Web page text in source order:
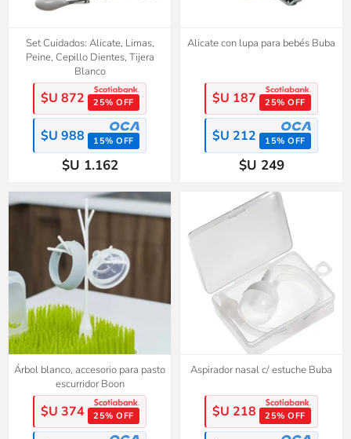
Set Cuidados: Alicate, Limas,
Peine, Cepillo Dientes, Tijera
Blanco
$U 872 25% OFF
$U 988 15% OFF
$U 1.162
Alicate con lupa para bebés Buba
$U 187 25% OFF
$U 212 15% OFF
$U 249
Árbol blanco, accesorio para pasto
escurridor Boon
$U 374 25% OFF
Aspirador nasal c/ estuche Buba
$U 218 25% OFF